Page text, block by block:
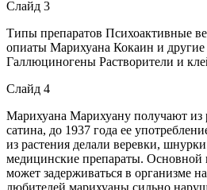
Слайд 3
Типы препаратов Психоактивные
опиаты Марихуана Кокаин и другие
Галлюциногены Растворители и
Слайд 4
Марихуана Марихуану получают из
сатина, до 1937 года ее
из растения делали веревки,
медицинские препараты. Основной
может задерживаться в организме